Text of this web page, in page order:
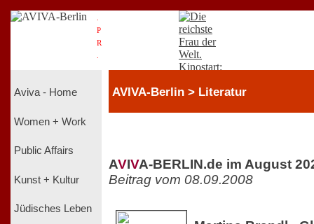
P
R
Aviva - Home
Women + Work
Public Affairs
Kunst + Kultur
Jüdisches Leben
AVIVA-Berlin > Literatur
AVIVA-BERLIN.de im August
Beitrag vom 08.09.2008